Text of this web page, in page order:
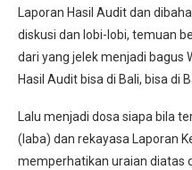
Laporan Hasil Audit dan
diskusi dan lobi-lobi, temuan
dari yang jelek menjadi bagus
Hasil Audit bisa di Bali, bisa di
Lalu menjadi dosa siapa bila
(laba) dan rekayasa Laporan
memperhatikan uraian diatas